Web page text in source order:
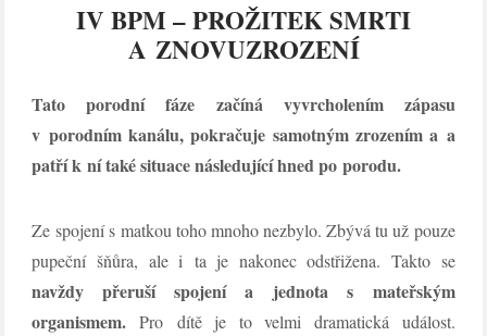
IV BPM – PROŽITEK SMRTI
A ZNOVUZROZENÍ
Tato porodní fáze začíná vyvrcholením zápasu
v porodním kanálu, pokračuje samotným zrozením a a
patří k ní také situace následující hned po porodu.
Ze spojení s matkou toho mnoho nezbylo. Zbývá tu už pouze
pupeční šňůra, ale i ta je nakonec odstřižena. Takto se
navždy přeruší spojení a jednota s mateřským
organismem. Pro dítě je to velmi dramatická událost.